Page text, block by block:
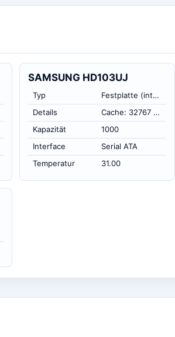
SAMSUNG HD103UJ
Typ
Festplatte (intern)
Details
Cache: 32767 KB
Kapazität
1000
Interface
Serial ATA
Temperatur
31.00